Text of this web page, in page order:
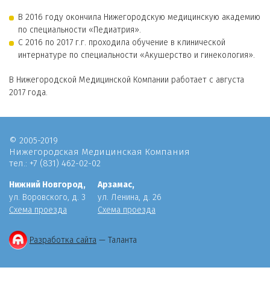
В 2016 году окончила Нижегородскую медицинскую академию
по специальности «Педиатрия».
С 2016 по 2017 г.г. проходила обучение в клинической
интернатуре по специальности «Акушерство и гинекология».
В Нижегородской Медицинской Компании работает с августа
2017 года.
© 2005-2019
Нижегородская Медицинская Компания
тел.: +7 (831) 462-02-02
Разработка сайта — Таланта
Нижний Новгород,
ул. Воровского, д. 3
Схема проезда
Арзамас,
ул. Ленина, д. 26
Схема проезда